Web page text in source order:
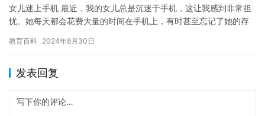
女儿迷上手机 最近，我的女儿总是沉迷于手机，这让我感到非常担
忧。她每天都会花费大量的时间在手机上，有时甚至忘记了她的存
让她…
教育百科 2024年8月30日
发表回复